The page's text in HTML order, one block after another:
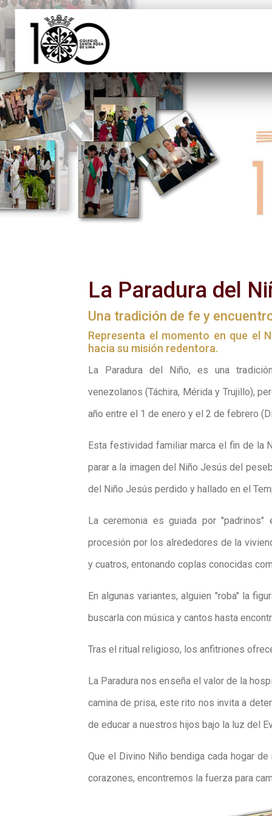
La Paradura del
Una tradición de fe y
Representa el momento en que el
hacia su misión redentora.
La Paradura del Niño, es una
venezolanos (Táchira, Mérida y Trujillo),
año entre el 1 de enero y el 2 de febrero
Esta festividad familiar marca el fin de la
parar a la imagen del Niño Jesús del
del Niño Jesús perdido y hallado en el
La ceremonia es guiada por
procesión por los alrededores de la
y cuatros, entonando coplas conocidas
En algunas variantes, alguien "roba" la
buscarla con música y cantos hasta
Tras el ritual religioso, los anfitriones
La Paradura nos enseña el valor de la
camina de prisa, este rito nos invita a
de educar a nuestros hijos bajo la luz del
Que el Divino Niño bendiga cada hogar
corazones, encontremos la fuerza para